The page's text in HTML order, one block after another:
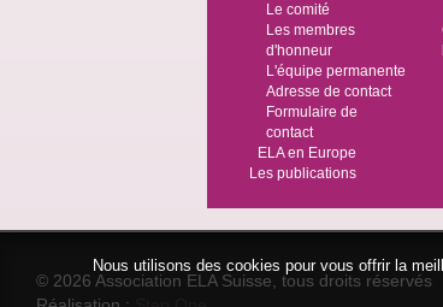
Le comité
Les membres
d'honneur
L'équipe permanente
Adresse de contact
Formulaire de
contact
ELA en Europe
Les publications
© 2026 Association ELA Suisse, tous droits réservés
Nous utilisons des cookies pour vous offrir la